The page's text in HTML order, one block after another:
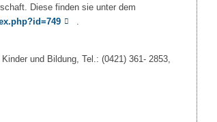
Diese finden sie unter dem
.
und Bildung, Tel.: (0421) 361- 2853,